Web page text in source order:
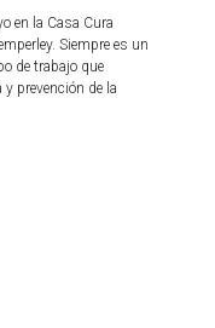
en la Casa Cura
Siempre es un
de trabajo que
prevención de la